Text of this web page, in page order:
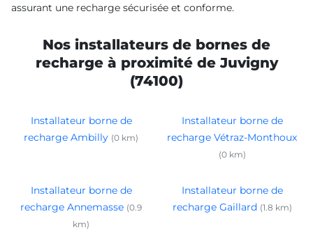
assurant une recharge sécurisée et conforme.
Nos installateurs de bornes de
recharge à proximité de Juvigny
(74100)
Installateur borne de
recharge Ambilly (0 km)
Installateur borne de
recharge Vétraz-Monthoux
(0 km)
Installateur borne de
recharge Annemasse (0.9
km)
Installateur borne de
recharge Gaillard (1.8 km)